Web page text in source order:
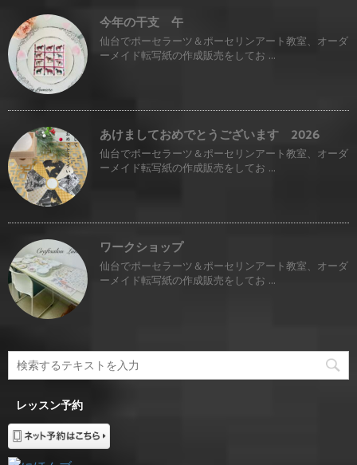
今年の干支 午
仙台でポーセラーツ＆ポーセリンアート教室、オーダ
ーメイド転写紙の作成販売をしてお ...
あけましておめでとうございます 2026
仙台でポーセラーツ＆ポーセリンアート教室、オーダ
ーメイド転写紙の作成販売をしてお ...
ワークショップ
仙台でポーセラーツ＆ポーセリンアート教室、オーダ
ーメイド転写紙の作成販売をしてお ...
レッスン予約